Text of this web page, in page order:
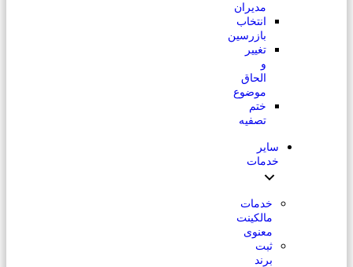
مدیران
انتخاب
بازرسین
تغییر
و
الحاق
موضوع
ختم
تصفیه
سایر
خدمات
خدمات
مالکینت
معنوی
ثبت
برند